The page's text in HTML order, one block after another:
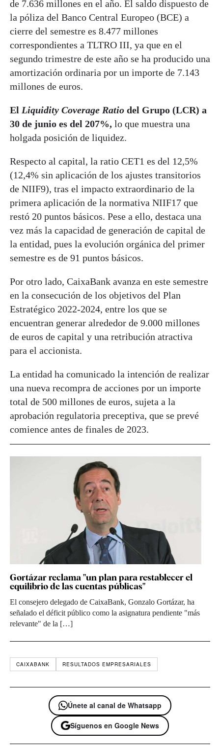
de 7.636 millones en el año. El saldo dispuesto de
la póliza del Banco Central Europeo (BCE) a
cierre del semestre es 8.477 millones
correspondientes a TLTRO III, ya que en el
segundo trimestre de este año se ha producido una
amortización ordinaria por un importe de 7.143
millones de euros.
El Liquidity Coverage Ratio del Grupo (LCR) a
30 de junio es del 207%, lo que muestra una
holgada posición de liquidez.
Respecto al capital, la ratio CET1 es del 12,5%
(12,4% sin aplicación de los ajustes transitorios
de NIIF9), tras el impacto extraordinario de la
primera aplicación de la normativa NIIF17 que
restó 20 puntos básicos. Pese a ello, destaca una
vez más la capacidad de generación de capital de
la entidad, pues la evolución orgánica del primer
semestre es de 91 puntos básicos.
Por otro lado, CaixaBank avanza en este semestre
en la consecución de los objetivos del Plan
Estratégico 2022-2024, entre los que se
encuentran generar alrededor de 9.000 millones
de euros de capital y una retribución atractiva
para el accionista.
La entidad ha comunicado la intención de realizar
una nueva recompra de acciones por un importe
total de 500 millones de euros, sujeta a la
aprobación regulatoria preceptiva, que se prevé
comience antes de finales de 2023.
Gortázar reclama "un plan para restablecer el
equilibrio de las cuentas públicas"
El consejero delegado de CaixaBank, Gonzalo Gortázar, ha
señalado el déficit público como la asignatura pendiente "más
relevante" de la […]
CAIXABANK RESULTADOS EMPRESARIALES
Únete al canal de Whatsapp
Síguenos en Google News